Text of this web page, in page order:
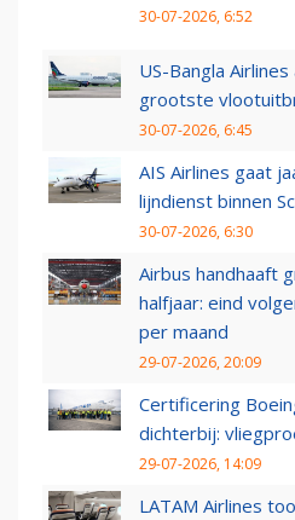
30-07-2026, 6:52
US-Bangla
grootste
30-07-2026, 6:45
AIS Airlines gaat
lijndienst binnen
30-07-2026, 6:30
Airbus handhaaft
halfjaar: eind
per maand
29-07-2026, 20:09
Certificering
dichterbij:
29-07-2026, 14:09
LATAM Airlines